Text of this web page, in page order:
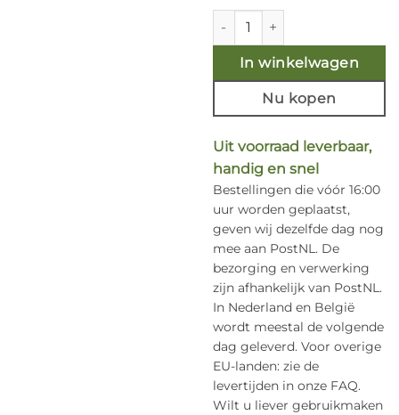
Oliebrander - bruin/koper
In winkelwagen
Nu kopen
Uit voorraad leverbaar,
handig en snel
Bestellingen die vóór 16:00
uur worden geplaatst,
geven wij dezelfde dag nog
mee aan PostNL. De
bezorging en verwerking
zijn afhankelijk van PostNL.
In Nederland en België
wordt meestal de volgende
dag geleverd. Voor overige
EU-landen: zie de
levertijden in onze FAQ.
Wilt u liever gebruikmaken